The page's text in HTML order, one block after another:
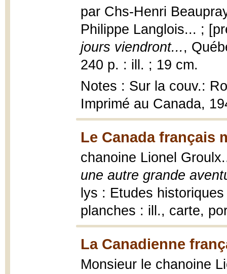
par Chs-Henri
Philippe Langlois... ;
jours viendront... ,
240 p. : ill. ; 19 cm.
Notes : Sur la couv.:
Imprimé au Canada,
Le Canada français
chanoine Lionel
une autre grande
lys : Etudes
planches : ill., carte,
La Canadienne
Monsieur le chanoine